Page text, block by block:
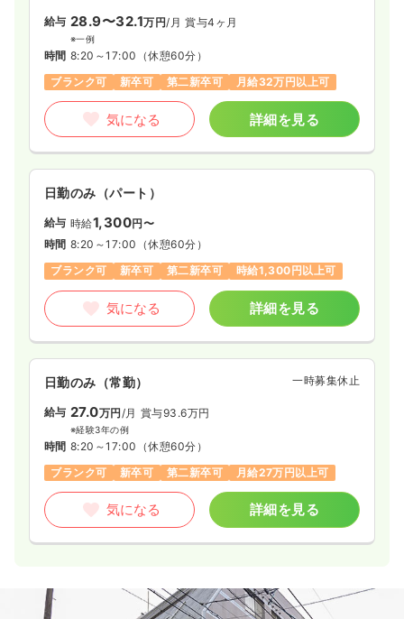
給与 28.9〜32.1万円/月 賞与4ヶ月
※一例
時間 8:20～17:00 （休憩60分）
ブランク可
新卒可 第二新卒可 月給32万円以上可
気になる 詳細を見る
日勤のみ（パート）
給与 時給1,300円〜
時間 8:20～17:00 （休憩60分）
ブランク可
新卒可 第二新卒可 時給1,300円以上可
気になる 詳細を見る
日勤のみ（常勤） 一時募集休止
給与 27.0万円 /月 賞与93.6万円
※経験3年の例
時間 8:20～17:00 （休憩60分）
ブランク可
新卒可 第二新卒可 月給27万円以上可
気になる 詳細を見る